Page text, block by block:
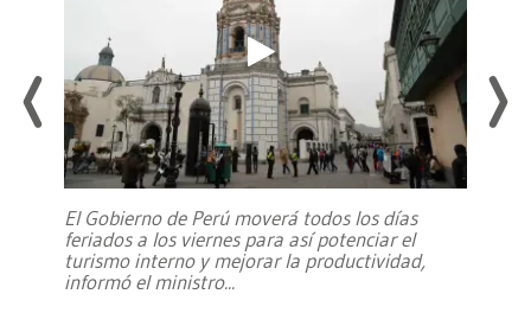
El Gobierno de Perú moverá todos los días
feriados a los viernes para así potenciar el
turismo interno y mejorar la productividad,
informó el ministro...